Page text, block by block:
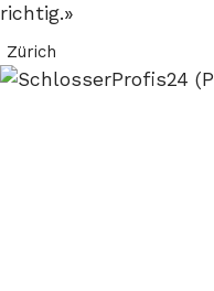
richtig.»
Zürich